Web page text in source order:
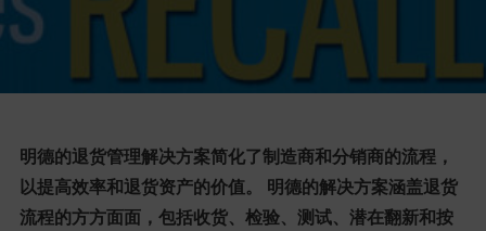
明德的退货管理解决方案简化了制造商和分销商的流程，
以提高效率和退货资产的价值。 明德的解决方案涵盖退货
流程的方方面面，包括收货、检验、测试、潜在翻新和按